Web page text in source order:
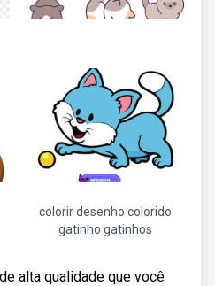
colorir desenho colorido
gatinho gatinhos
alta qualidade que você